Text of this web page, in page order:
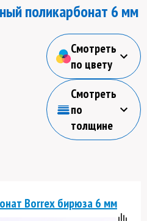
поликарбонат 6 мм
Смотреть
по цвету
Смотреть
по
толщине
Borrex бирюза 6 мм